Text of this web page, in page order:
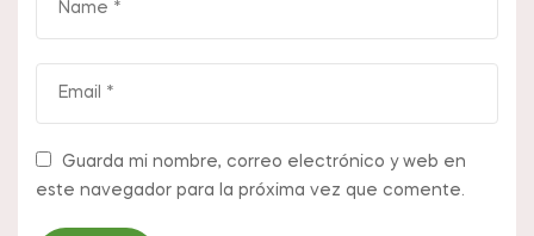
Guarda mi nombre, correo electrónico y web en
este navegador para la próxima vez que comente.